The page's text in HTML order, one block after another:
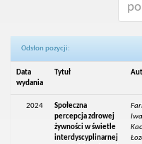
Odsłon pozycji:
Data
wydania
Tytuł
2024
Społeczna
percepcja zdrowej
żywności w świetle
interdyscyplinarnej